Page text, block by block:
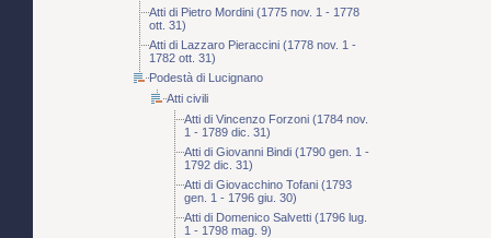
Atti di Pietro Mordini (1775 nov. 1 - 1778
ott. 31)
Atti di Lazzaro Pieraccini (1778 nov. 1 -
1782 ott. 31)
Podestà di Lucignano
Atti civili
Atti di Vincenzo Forzoni (1784 nov.
1 - 1789 dic. 31)
Atti di Giovanni Bindi (1790 gen. 1 -
1792 dic. 31)
Atti di Giovacchino Tofani (1793
gen. 1 - 1796 giu. 30)
Atti di Domenico Salvetti (1796 lug.
1 - 1798 mag. 9)